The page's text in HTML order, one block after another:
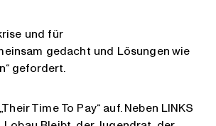
und für
gedacht und Lösungen wie
gefordert.
Time To Pay“ auf. Neben LINKS